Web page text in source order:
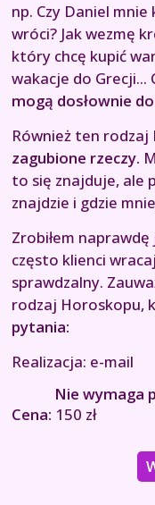
np. Czy Daniel
wróci? Jak wezmę
który chcę kupić
wakacje do Grecji...
mogą dosłownie
Również ten rodzaj
zagubione rzeczy.
to się znajduje, ale
znajdzie i gdzie
Zrobiłem
często klienci
sprawdzalny.
rodzaj Horoskopu,
pytania:
Realizacja: e-mail
Nie wymaga
Cena: 150 zł